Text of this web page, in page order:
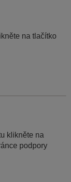
na tlačítko
klikněte na
podpory